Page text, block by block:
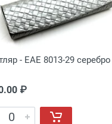
- EAE 8013-29 серебро
₽